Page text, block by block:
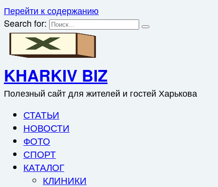
Перейти к содержанию
Search for:
KHARKIV BIZ
Полезный сайт для жителей и гостей Харькова
СТАТЬИ
НОВОСТИ
ФОТО
СПОРТ
КАТАЛОГ
КЛИНИКИ